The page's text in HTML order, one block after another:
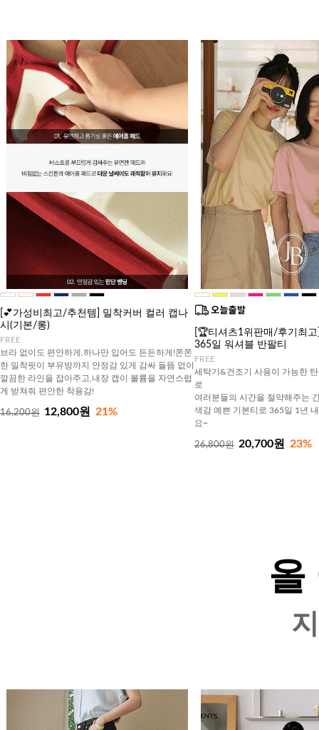
[💕가성비최고/추천템] 밀착커버 컬러 캡나
시(기본/롱)
FREE
브라 없이도 편안하게,하나만 입어도 든든하게!쫀쫀
한 밀착핏이 부유방까지 안정감 있게 감싸 들뜸 없이
깔끔한 라인을 잡아주고,내장 캡이 볼륨을 자연스럽
게 받쳐줘 편안한 착용감!
16,200원 12,800원 21%
[🏆티셔츠1위판매/후기최고
365일 워셔블 반팔티
FREE
세탁기&건조기 사용이 가능한
로
여러분들의 시간을 절약해주는
색감 예쁜 기본티로 365일 1년
요~
26,800원 20,700원 23%
올